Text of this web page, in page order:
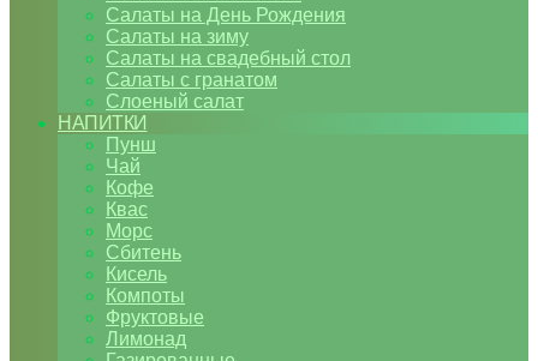
Салаты на День Рождения
Салаты на зиму
Салаты на свадебный стол
Салаты с гранатом
Слоеный салат
НАПИТКИ
Пунш
Чай
Кофе
Квас
Морс
Сбитень
Кисель
Компоты
Фруктовые
Лимонад